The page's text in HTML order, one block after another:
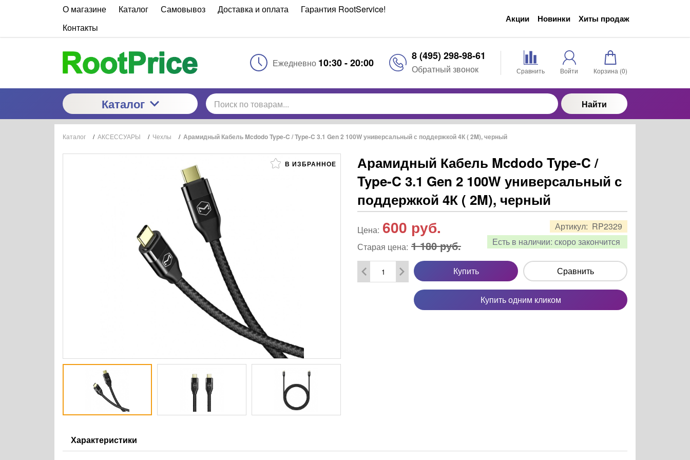
О магазине Каталог Самовывоз Доставка и оплата
Гарантия RootService!
Контакты
Акции Новинки Хиты продаж
Ежедневно 10:30 - 20:00
8 (495) 298-98-61
Обратный звонок Сравнить Войти Корзина (0)
Каталог Найти
Каталог / АКСЕССУАРЫ / Чехлы / Арамидный Кабель Mcdodo Type-C / Type-C 3.1 Gen 2 100W универсальный с поддержкой 4К ( 2M), черный
В ИЗБРАННОЕ
Арамидный Кабель Mcdodo Type-C /
Type-C 3.1 Gen 2 100W универсальный с
поддержкой 4К ( 2M), черный
Артикул: RP2329
Есть в наличии: скоро закончится
Цена: 600 руб.
Старая цена: 1 180 руб.
Купить Сравнить
Купить одним кликом
Характеристики